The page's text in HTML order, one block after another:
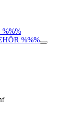
%%%
%%%